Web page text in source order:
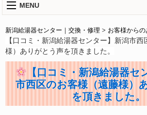
MENU
新潟給湯器センター｜交換・修理 > お客様から
【口コミ・新潟給湯器センター】新潟市
様）ありがとう声を頂きました。
【口コミ・新潟給湯器セ
市西区のお客様（遠藤様）
を頂きました。